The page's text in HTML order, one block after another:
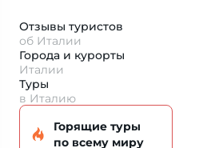
Отзывы туристов
об Италии
Города и курорты
Италии
Туры
в Италию
Горящие туры
по всему миру